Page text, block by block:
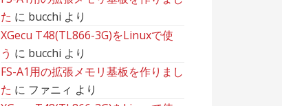
た に bucchi より
XGecu T48(TL866-3G)をLinuxで使
う に bucchi より
FS-A1用の拡張メモリ基板を作りまし
た に ファニィ より